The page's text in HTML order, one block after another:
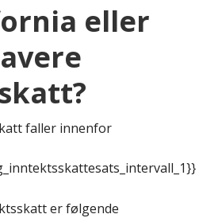
eller
faller innenfor
er følgende